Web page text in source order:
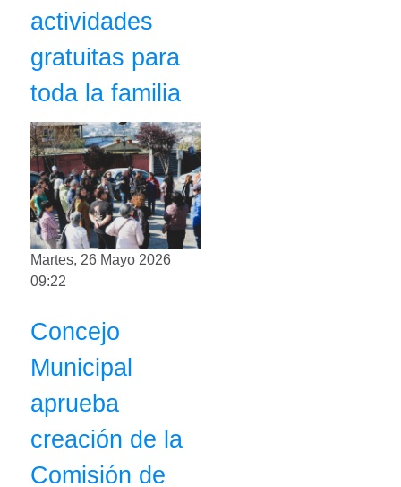
actividades
gratuitas para
toda la familia
Martes, 26 Mayo 2026
09:22
Concejo
Municipal
aprueba
creación de la
Comisión de